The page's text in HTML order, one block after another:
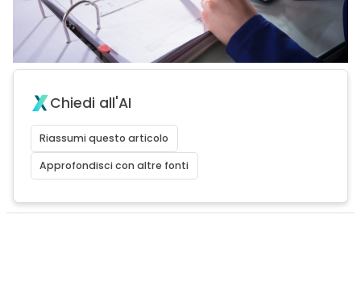
Chiedi all'AI
Riassumi questo articolo
Approfondisci con altre fonti